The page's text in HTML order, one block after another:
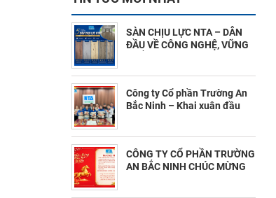
SÀN CHỊU LỰC NTA – DẪN
ĐẦU VỀ CÔNG NGHỆ, VỮNG
Công ty Cổ phần Trường An
Bắc Ninh – Khai xuân đầu
CÔNG TY CỔ PHẦN TRƯỜNG
AN BẮC NINH CHÚC MỪNG